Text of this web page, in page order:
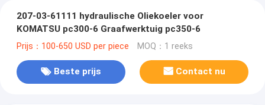
207-03-61111 hydraulische Oliekoeler voor
KOMATSU pc300-6 Graafwerktuig pc350-6
Prijs：100-650 USD per piece MOQ：1 reeks
Beste prijs Contact nu